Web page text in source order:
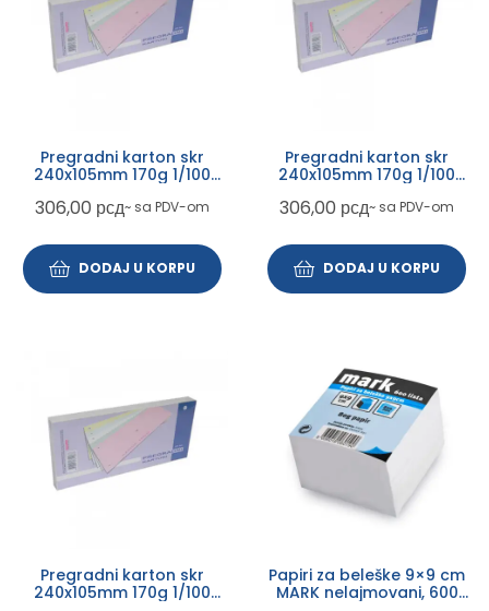
Pregradni karton skr
240x105mm 170g 1/100
306,00 рсд~ sa PDV-om
DODAJ U KORPU
Pregradni karton skr
240x105mm 170g 1/100
306,00 рсд~ sa PDV-om
DODAJ U KORPU
Pregradni karton skr
240x105mm 170g 1/100
Papiri za beleške 9×9 cm
MARK nelajmovani, 600